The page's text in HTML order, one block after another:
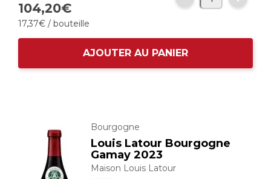
104,20€
17,37€ / bouteille
AJOUTER AU PANIER
Bourgogne
Louis Latour Bourgogne
Gamay 2023
Maison Louis Latour